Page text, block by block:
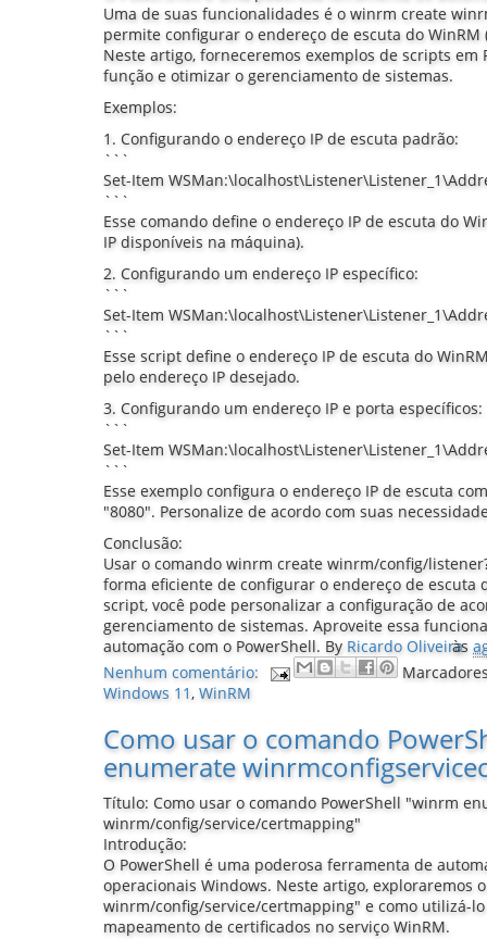
Uma de suas funcionalidades é o winrm create
permite configurar o endereço de escuta do WinRM
Neste artigo, forneceremos exemplos de scripts em
função e otimizar o gerenciamento de sistemas.
Exemplos:
1. Configurando o endereço IP de escuta padrão:
```
Set-Item
```
Esse comando define o endereço IP de escuta do
IP disponíveis na máquina).
2. Configurando um endereço IP específico:
```
Set-Item
```
Esse script define o endereço IP de escuta do
pelo endereço IP desejado.
3. Configurando um endereço IP e porta específicos:
```
Set-Item
```
Esse exemplo configura o endereço IP de escuta
"8080". Personalize de acordo com suas
Conclusão:
Usar o comando winrm create winrm/config/
forma eficiente de configurar o endereço de escuta
script, você pode personalizar a configuração de
gerenciamento de sistemas. Aproveite essa
automação com o PowerShell. By Ricardo Oliveira
às
Nenhum comentário:
Windows 11, WinRM
Como usar o comando
enumerate
Título: Como usar o comando PowerShell "winrm
winrm/config/service/certmapping"
Introdução:
O PowerShell é uma poderosa ferramenta de
operacionais Windows. Neste artigo, exploraremos
winrm/config/service/certmapping" e como utilizá-
mapeamento de certificados no serviço WinRM.